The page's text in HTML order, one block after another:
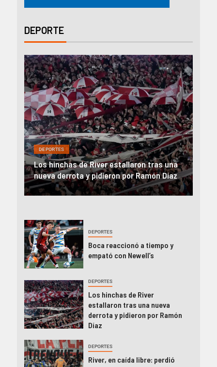
DEPORTE
DEPORTES
River, en caída libre: perdió con Central y
el Monumental explotó
DEPORTES
Boca reaccionó a tiempo y
empató con Newell’s
DEPORTES
Los hinchas de River
estallaron tras una nueva
derrota y pidieron por Ramón
Díaz
DEPORTES
River, en caída libre: perdió